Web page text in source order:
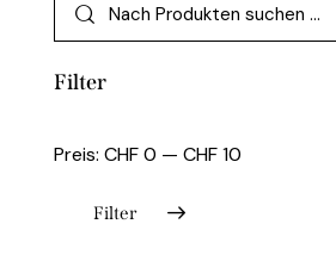
Filter
Filter
Preis: CHF 0 — CHF 10